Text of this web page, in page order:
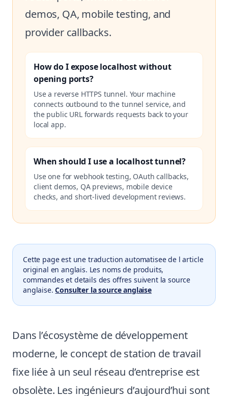
demos, QA, mobile testing, and
provider callbacks.
How do I expose localhost without
opening ports?
Use a reverse HTTPS tunnel. Your machine
connects outbound to the tunnel service, and
the public URL forwards requests back to your
local app.
When should I use a localhost tunnel?
Use one for webhook testing, OAuth callbacks,
client demos, QA previews, mobile device
checks, and short-lived development reviews.
Cette page est une traduction automatisee de l article
original en anglais. Les noms de produits,
commandes et details des offres suivent la source
anglaise. Consulter la source anglaise
Dans l’écosystème de développement
moderne, le concept de station de travail
fixe liée à un seul réseau d’entreprise est
obsolète. Les ingénieurs d’aujourd’hui sont